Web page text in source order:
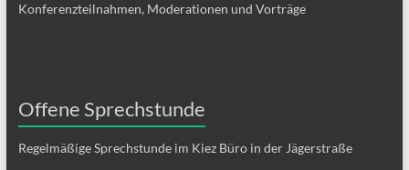
Konferenzteilnahmen, Moderationen und Vorträge
Offene Sprechstunde
Regelmäßige Sprechstunde im Kiez Büro in der Jägerstraße